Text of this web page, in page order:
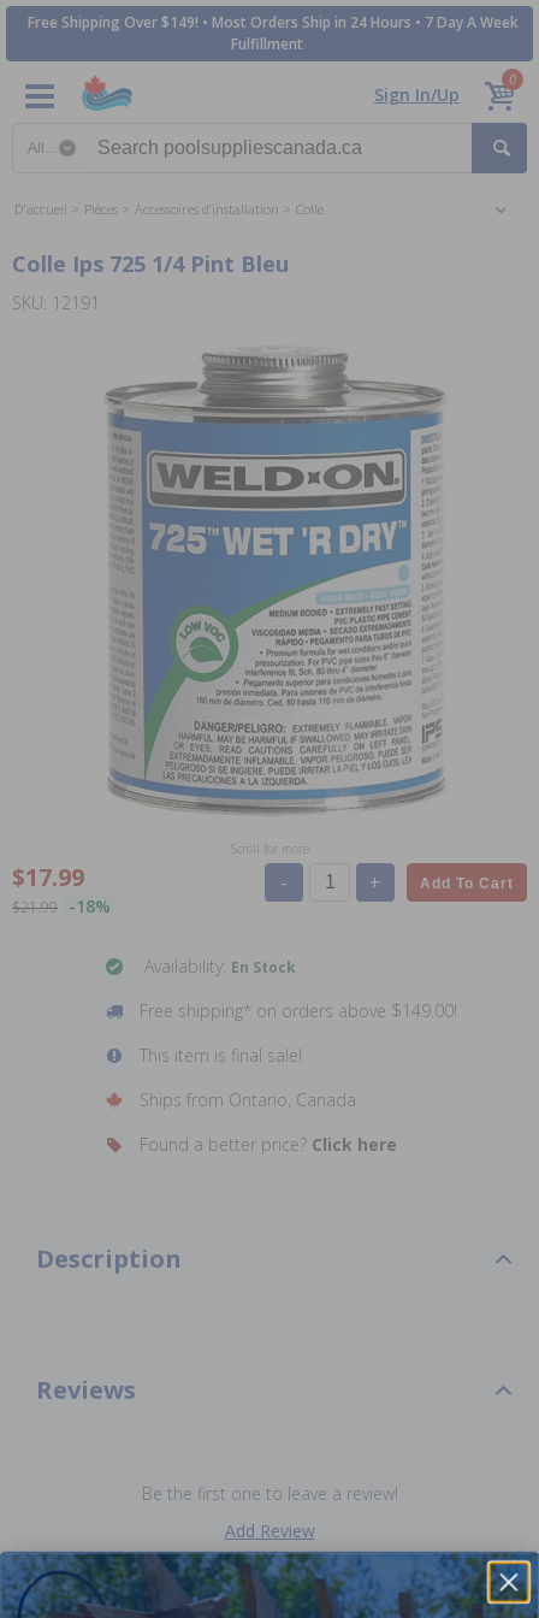
Free Shipping Over $149! • Most Orders Ship in 24 Hours • 7 Day A Week
Fulfillment
Sign In/Up
0
D'accueil Pièces Accessoires d’installation Colle
Colle Ips 725 1/4 Pint Bleu
SKU: 12191
Scroll for more
$17.99
$21.99 -18%
- + Add To Cart
Availability: En Stock
Free shipping* on orders above $149.00!
This item is final sale!
Ships from Ontario, Canada
Found a better price? Click here
Description
Reviews
Be the first one to leave a review!
Add Review